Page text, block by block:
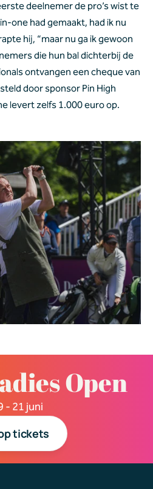
deelnemer de pro’s wist te
one had gemaakt, had ik nu
hij, “maar nu ga ik gewoon
die hun bal dichterbij de
ontvangen een cheque van
door sponsor Pin High
levert zelfs 1.000 euro op.
Open
- 21 juni
tickets